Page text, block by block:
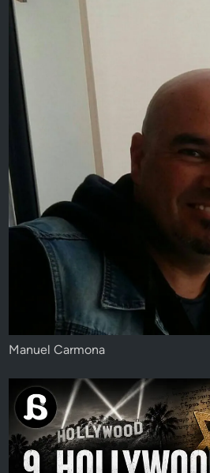
Manuel Carmona